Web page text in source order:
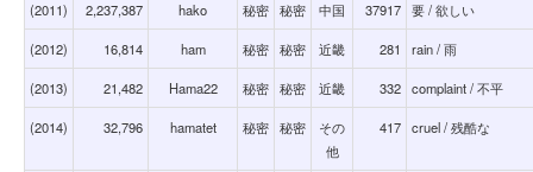
(2011) 2,237,387 hako 秘密 秘密 中国 37917 要 / 欲しい
(2012) 16,814 ham 秘密 秘密 近畿 281 rain / 雨
(2013) 21,482 Hama22 秘密 秘密 近畿 332 complaint / 不平
(2014) 32,796 hamatet 秘密 秘密
その
他
417 cruel / 残酷な